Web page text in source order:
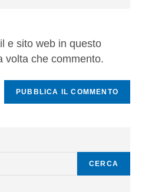
e sito web in questo
volta che commento.
CERCA